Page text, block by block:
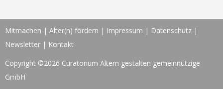
Mitmachen | Alter(n) fördern | Impressum | Datenschutz |
Newsletter | Kontakt
Copyright ©2026 Curatorium Altern gestalten gemeinnützige
GmbH